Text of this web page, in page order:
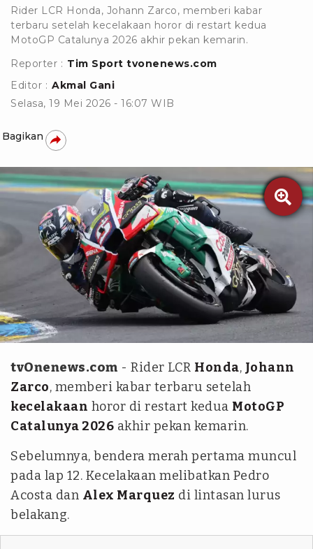
Rider LCR Honda, Johann Zarco, memberi kabar
terbaru setelah kecelakaan horor di restart kedua
MotoGP Catalunya 2026 akhir pekan kemarin.
Reporter : Tim Sport tvonenews.com
Editor : Akmal Gani
Selasa, 19 Mei 2026 - 16:07 WIB
Bagikan

REUTERS/Stephane Mahe
tvOnenews.com - Rider LCR Honda, Johann
Zarco, memberi kabar terbaru setelah
kecelakaan horor di restart kedua MotoGP
Catalunya 2026 akhir pekan kemarin.
Sebelumnya, bendera merah pertama muncul
pada lap 12. Kecelakaan melibatkan Pedro
Acosta dan Alex Marquez di lintasan lurus
belakang.